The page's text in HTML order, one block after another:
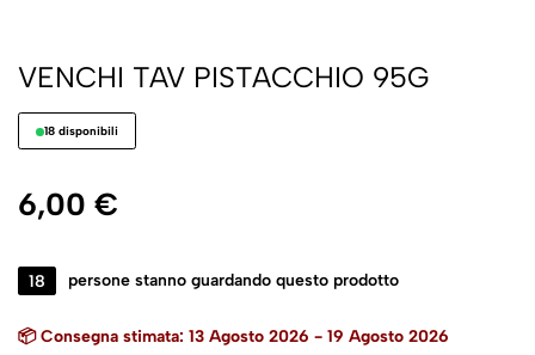
VENCHI TAV PISTACCHIO 95G
18 disponibili
6,00 €
18 persone stanno guardando questo prodotto
📦 Consegna stimata: 13 Agosto 2026 - 19 Agosto 2026